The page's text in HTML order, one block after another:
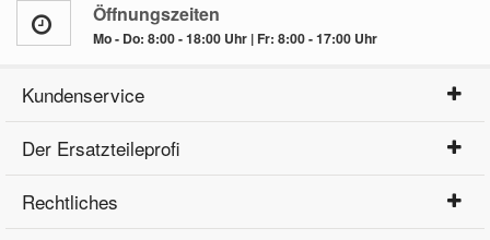
Öffnungszeiten
Mo - Do: 8:00 - 18:00 Uhr | Fr: 8:00 - 17:00 Uhr
Kundenservice
Der Ersatzteileprofi
Rechtliches